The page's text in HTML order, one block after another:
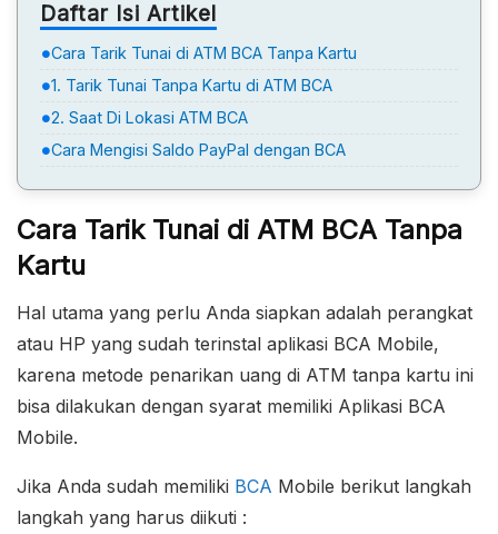
Daftar Isi Artikel
Cara Tarik Tunai di ATM BCA Tanpa Kartu
1. Tarik Tunai Tanpa Kartu di ATM BCA
2. Saat Di Lokasi ATM BCA
Cara Mengisi Saldo PayPal dengan BCA
Cara Tarik Tunai di ATM BCA Tanpa
Kartu
Hal utama yang perlu Anda siapkan adalah perangkat
atau HP yang sudah terinstal aplikasi BCA Mobile,
karena metode penarikan uang di ATM tanpa kartu ini
bisa dilakukan dengan syarat memiliki Aplikasi BCA
Mobile.
Jika Anda sudah memiliki BCA Mobile berikut langkah
langkah yang harus diikuti :